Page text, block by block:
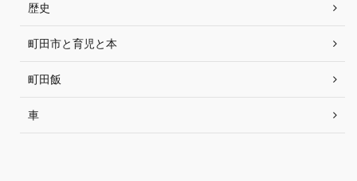
歴史
町田市と育児と本
町田飯
車